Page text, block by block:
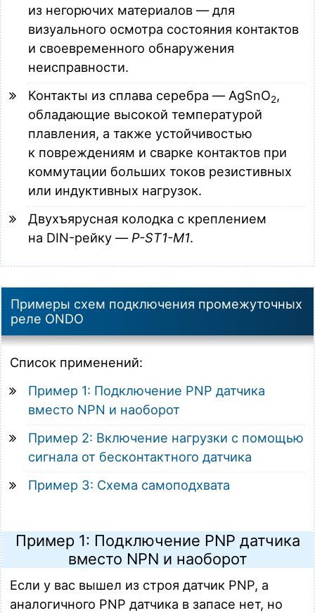
из негорючих материалов — для
визуального осмотра состояния контактов
и своевременного обнаружения
неисправности.
Контакты из сплава серебра — AgSnO2,
обладающие высокой температурой
плавления, а также устойчивостью
к повреждениям и сварке контактов при
коммутации больших токов резистивных
или индуктивных нагрузок.
Двухъярусная колодка с креплением
на DIN-рейку — P-ST1-M1.
Примеры схем подключения промежуточных
реле ONDO
Список применений:
Пример 1: Подключение PNP датчика
вместо NPN и наоборот
Пример 2: Включение нагрузки с помощью
сигнала от бесконтактного датчика
Пример 3: Схема самоподхвата
Пример 1: Подключение PNP датчика
вместо NPN и наоборот
Если у вас вышел из строя датчик PNP, а
аналогичного PNP датчика в запасе нет, но